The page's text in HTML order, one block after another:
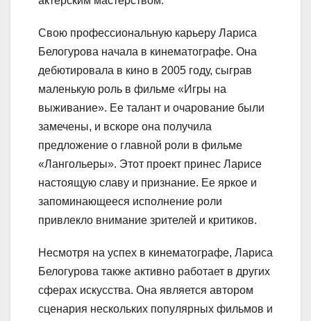
Свою профессиональную карьеру Лариса
Белогурова начала в кинематографе. Она
дебютировала в кино в 2005 году, сыграв
маленькую роль в фильме «Игры на
выживание». Ее талант и очарование были
замечены, и вскоре она получила
предложение о главной роли в фильме
«Лангольеры». Этот проект принес Ларисе
настоящую славу и признание. Ее яркое и
запоминающееся исполнение роли
привлекло внимание зрителей и критиков.
Несмотря на успех в кинематографе, Лариса
Белогурова также активно работает в других
сферах искусства. Она является автором
сценария нескольких популярных фильмов и